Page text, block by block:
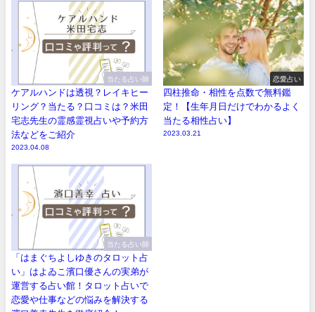
当たる占い師
ケアルハンドは透視？レイキヒー
リング？当たる？口コミは？米田
宅志先生の霊感霊視占いや予約方
法などをご紹介
2023.04.08
恋愛占い
四柱推命・相性を点数で無料鑑
定！【生年月日だけでわかるよく
当たる相性占い】
2023.03.21
当たる占い師
「はまぐちよしゆきのタロット占
い」はよゐこ濱口優さんの実弟が
運営する占い館！タロット占いで
恋愛や仕事などの悩みを解決する